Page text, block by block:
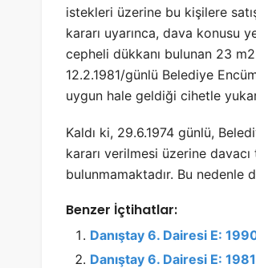
istekleri üzerine bu kişilere
kararı uyarınca, dava konusu
cepheli dükkanı bulunan 23
12.2.1981/günlü Belediye
uygun hale geldiği cihetle
Kaldı ki, 29.6.1974 günlü,
kararı verilmesi üzerine
bulunmamaktadır. Bu nedenle
Benzer İçtihatlar:
Danıştay 6. Dairesi E:
Danıştay 6. Dairesi E: